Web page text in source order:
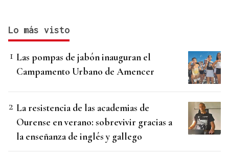
Lo más visto
Las pompas de jabón inauguran el
Campamento Urbano de Amencer
La resistencia de las academias de
Ourense en verano: sobrevivir gracias a
la enseñanza de inglés y gallego